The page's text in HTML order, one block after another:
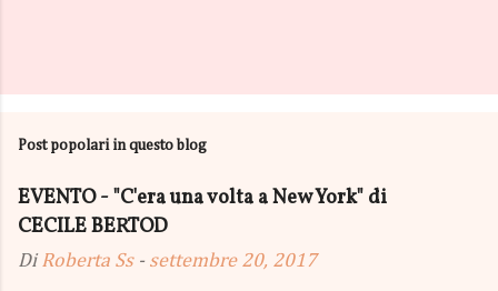
t
u
n
c
m
Post popolari in questo blog
EVENTO - "C'era una volta a New York" di
CECILE BERTOD
DiRoberta Ss - settembre 20, 2017